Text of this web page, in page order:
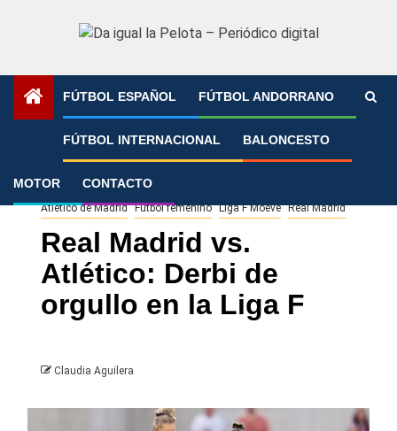
FÚTBOL ESPAÑOL FÚTBOL ANDORRANO
FÚTBOL INTERNACIONAL BALONCESTO
MOTOR CONTACTO
»
Atlético de Madrid Fútbol femenino Liga F Moeve Real Madrid
Real Madrid vs.
Atlético: Derbi de
orgullo en la Liga F
Claudia Aguilera